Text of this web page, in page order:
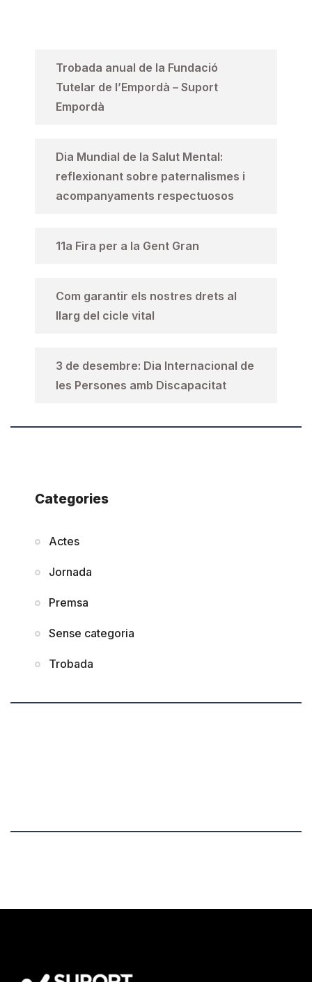
Trobada anual de la Fundació
Tutelar de l’Empordà – Suport
Empordà
Dia Mundial de la Salut Mental:
reflexionant sobre paternalismes i
acompanyaments respectuosos
11a Fira per a la Gent Gran
Com garantir els nostres drets al
llarg del cicle vital
3 de desembre: Dia Internacional de
les Persones amb Discapacitat
Categories
Actes
Jornada
Premsa
Sense categoria
Trobada